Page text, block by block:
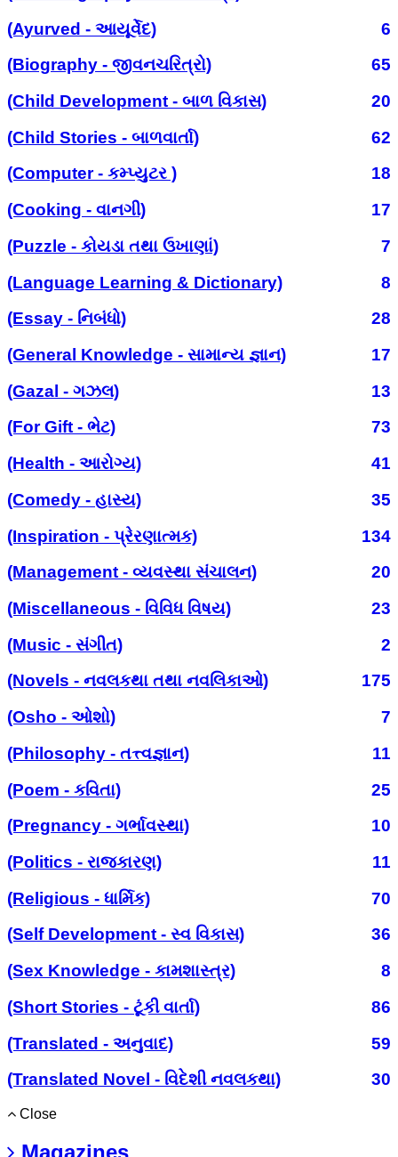
(Ayurved - આયૂર્વેદ)
6
(Biography - જીવનચરિત્રો)
65
(Child Development - બાળ વિકાસ)
20
(Child Stories - બાળવાર્તા)
62
(Computer - કમ્પ્યુટર )
18
(Cooking - વાનગી)
17
(Puzzle - કોયડા તથા ઉખાણાં)
7
(Language Learning & Dictionary)
8
(Essay - નિબંધો)
28
(General Knowledge - સામાન્ય જ્ઞાન)
17
(Gazal - ગઝલ)
13
(For Gift - ભેટ)
73
(Health - આરોગ્ય)
41
(Comedy - હાસ્ય)
35
(Inspiration - પ્રેરણાત્મક)
134
(Management - વ્યવસ્થા સંચાલન)
20
(Miscellaneous - વિવિધ વિષય)
23
(Music - સંગીત)
2
(Novels - નવલકથા તથા નવલિકાઓ)
175
(Osho - ઓશો)
7
(Philosophy - તત્ત્વજ્ઞાન)
11
(Poem - કવિતા)
25
(Pregnancy - ગર્ભાવસ્થા)
10
(Politics - રાજકારણ)
11
(Religious - ધાર્મિક)
70
(Self Development - સ્વ વિકાસ)
36
(Sex Knowledge - કામશાસ્ત્ર)
8
(Short Stories - ટૂંકી વાર્તા)
86
(Translated - અનુવાદ)
59
(Translated Novel - વિદેશી નવલકથા)
30
Close
Magazines